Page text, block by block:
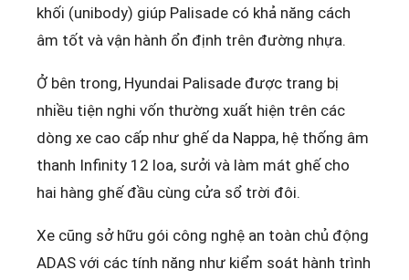
khối (unibody) giúp Palisade có khả năng cách
âm tốt và vận hành ổn định trên đường nhựa.
Ở bên trong, Hyundai Palisade được trang bị
nhiều tiện nghi vốn thường xuất hiện trên các
dòng xe cao cấp như ghế da Nappa, hệ thống âm
thanh Infinity 12 loa, sưởi và làm mát ghế cho
hai hàng ghế đầu cùng cửa sổ trời đôi.
Xe cũng sở hữu gói công nghệ an toàn chủ động
ADAS với các tính năng như kiểm soát hành trình